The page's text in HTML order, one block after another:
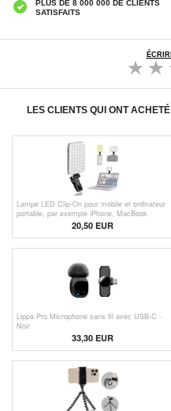
PLUS DE 8 000 000 DE CLIENTS
SATISFAITS
LES CLIENTS QUI ONT
Lampe LED Clip-On pour mobile et ordinateur
portable, par exemple iPhone, MacBook
20,50 EUR
Lippa Pro Microphone sans fil avec USB-C -
Noir
33,30 EUR